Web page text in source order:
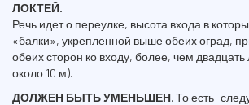
ЛОКТЕЙ.
Речь идет о переулке, высота входа в
«балки», укрепленной выше обеих оград,
обеих сторон ко входу, более, чем двадцать
около 10 м).
ДОЛЖЕН БЫТЬ УМЕНЬШЕН. То есть: